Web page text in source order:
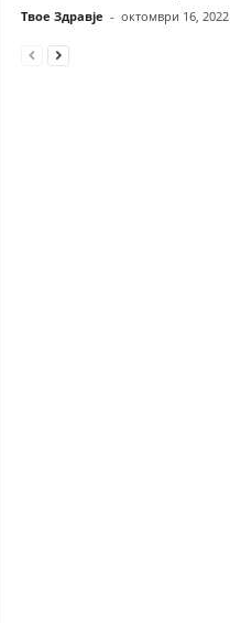
Твое Здравје - октомври 16, 2022